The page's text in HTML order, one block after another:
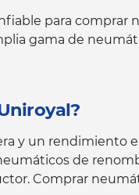
para comprar
gama de
y un rendimiento
de
Comprar